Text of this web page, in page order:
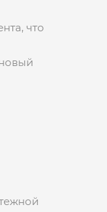
что